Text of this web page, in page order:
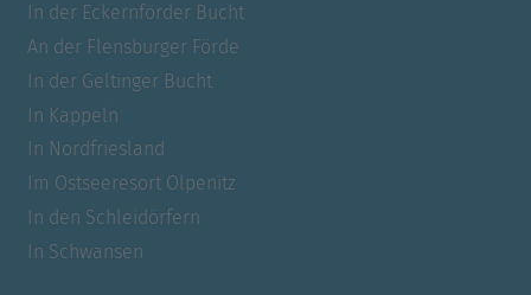
In der Eckernförder Bucht
An der Flensburger Förde
In der Geltinger Bucht
In Kappeln
In Nordfriesland
Im Ostseeresort Olpenitz
In den Schleidörfern
In Schwansen